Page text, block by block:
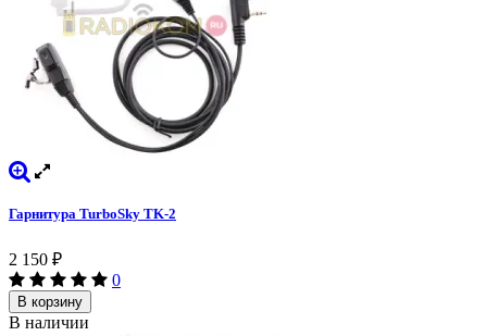
Гарнитура TurboSky TK-2
2 150 ₽
0
В корзину
В наличии